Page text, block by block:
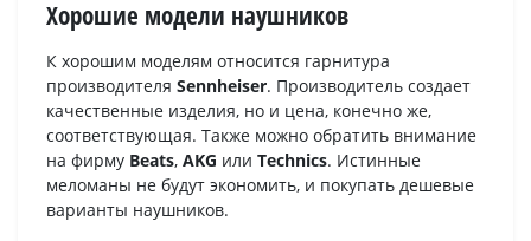
Хорошие модели наушников
К хорошим моделям относится гарнитура
производителя Sennheiser. Производитель создает
качественные изделия, но и цена, конечно же,
соответствующая. Также можно обратить внимание
на фирму Beats, AKG или Technics. Истинные
меломаны не будут экономить, и покупать дешевые
варианты наушников.